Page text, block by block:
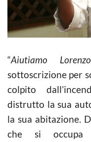
“Aiutiamo
sottoscrizione per
colpito
distrutto la sua
la sua abitazione.
che si occupa